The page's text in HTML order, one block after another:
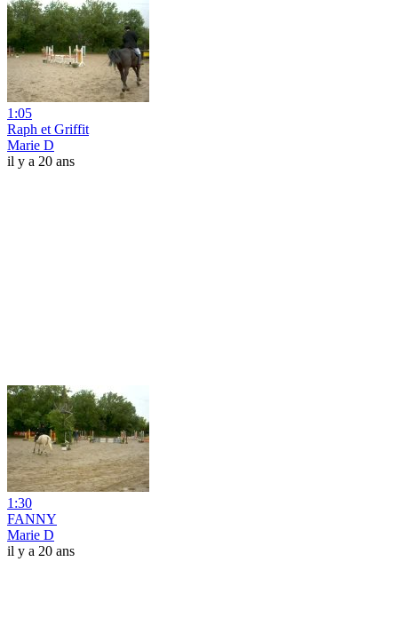
1:05
Raph et Griffit
Marie D
il y a 20 ans
1:30
FANNY
Marie D
il y a 20 ans